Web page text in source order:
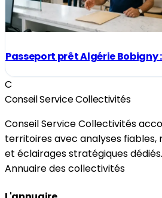
Passeport prêt Algérie Bobigny
C
Conseil Service Collectivités
Conseil Service Collectivités
territoires avec analyses fiables,
et éclairages stratégiques dédiés.
Annuaire des collectivités